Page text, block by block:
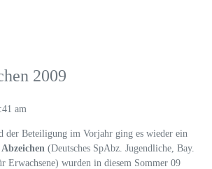
2009
am
der Beteiligung im Vorjahr ging es wieder ein
Abzeichen (Deutsches SpAbz. Jugendliche, Bay.
Erwachsene) wurden in diesem Sommer 09